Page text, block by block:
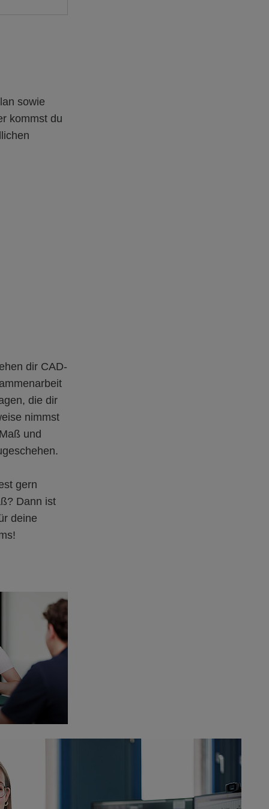
sowie
kommst du
dir CAD-
die dir
nimmst
und
gern
Dann ist
deine